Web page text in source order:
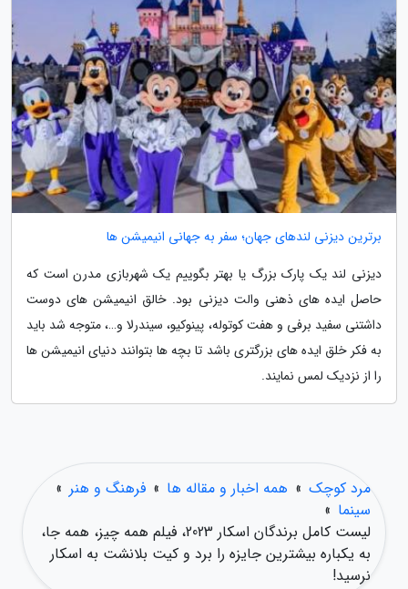
برترین دیزنی لندهای جهان؛ سفر به جهانی انیمیشن ها
دیزنی لند یک پارک بزرگ یا بهتر بگوییم یک شهربازی مدرن است که
حاصل ایده های ذهنی والت دیزنی بود. خالق انیمیشن های دوست
داشتنی سفید برفی و هفت کوتوله، پینوکیو، سیندرلا و…، متوجه شد باید
به فکر خلق ایده های بزرگتری باشد تا بچه ها بتوانند دنیای انیمیشن ها
را از نزدیک لمس نمایند.
مرد کوچک » همه اخبار و مقاله ها » فرهنگ و هنر »
سینما »
لیست کامل برندگان اسکار 2023، فیلم همه چیز، همه جا،
به یکباره بیشترین جایزه را برد و کیت بلانشت به اسکار
نرسید!